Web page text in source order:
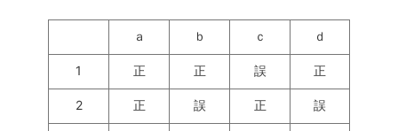
ａ ｂ ｃ ｄ
1 正 正 誤 正
2 正 誤 正 誤